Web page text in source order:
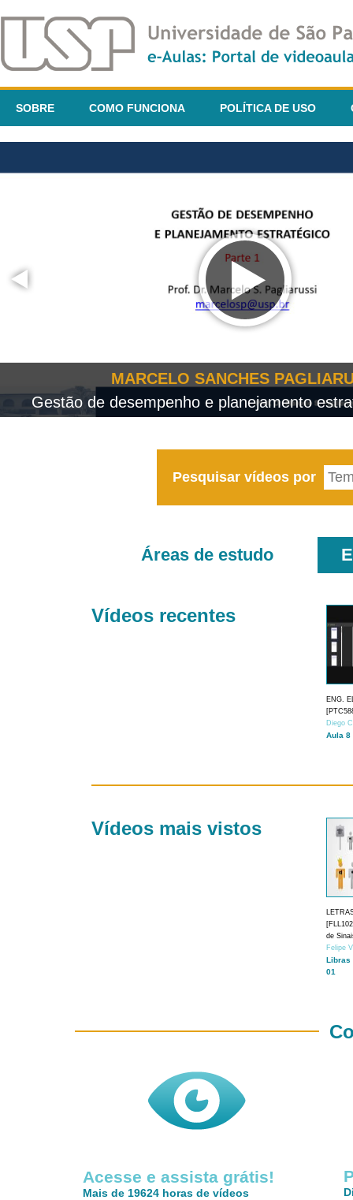
SOBRE COMO FUNCIONA POLÍTICA DE USO
MARCELO SANCHES
Gestão de desempenho e planejamento
Pesquisar vídeos por
Áreas de estudo
Vídeos recentes
ENG.
Diego
Aula 8
Vídeos mais vistos
de
Felipe
Libras
01
Acesse e assista grátis!
Mais de 19624 horas de vídeos